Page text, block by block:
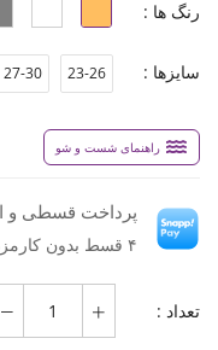
رنگ ها :
سایزها : 23-26
27-30
راهنمای شست و شو
پرداخت قسطی و
۴ قسط بدون کارمزد، ماهانه ۵۲٬۵۰۰ تومان
تعداد :